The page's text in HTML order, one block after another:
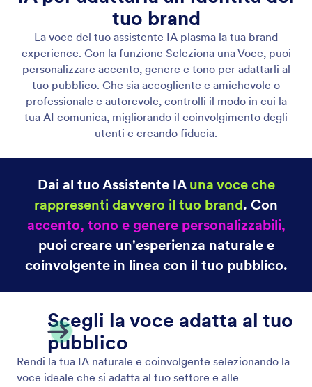
Imposta il tuo Assistente IA per rispondere alle
numero di telefono dedicato per un supporto
immediato e personalizza le impostazioni vocali per
creare l'esperienza cliente desiderata.